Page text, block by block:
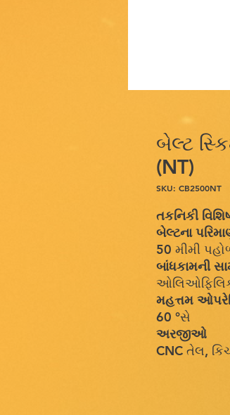
બેલ્ટ
(NT)
SKU: CB2500NT
તકનિકી
બેલ્ટના
50 મીમી
બાંધકામની
મહત્તમ
60 °સે
અરજીઓ
CNC તેલ,